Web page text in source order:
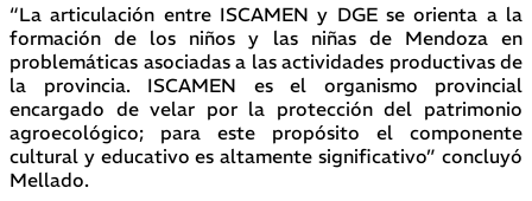
“La articulación entre ISCAMEN y DGE se orienta a la
formación de los niños y las niñas de Mendoza en
problemáticas asociadas a las actividades productivas de
la provincia. ISCAMEN es el organismo provincial
encargado de velar por la protección del patrimonio
agroecológico; para este propósito el componente
cultural y educativo es altamente significativo” concluyó
Mellado.